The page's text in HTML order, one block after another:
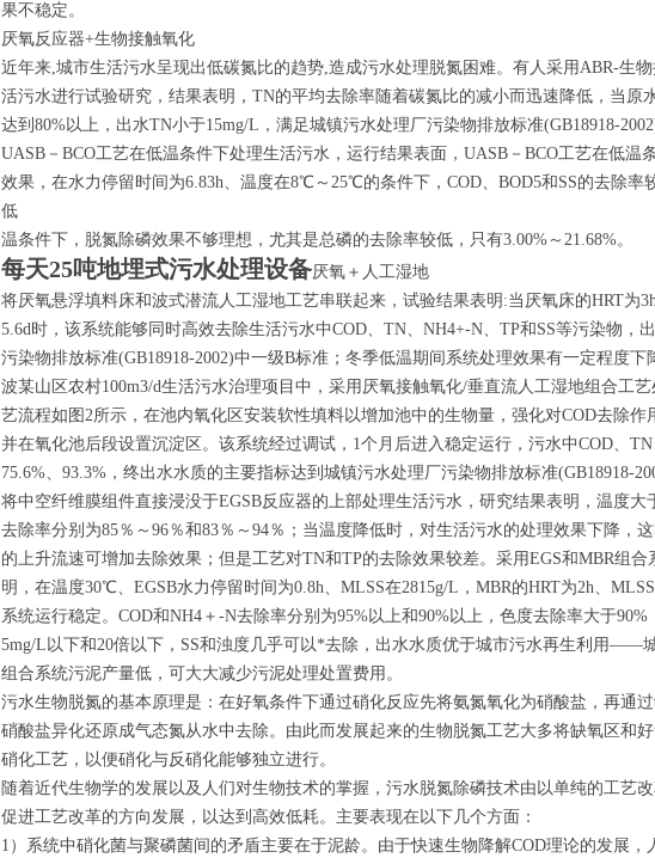
果不稳定。
厌氧反应器+生物接触氧化
近年来,城市生活污水呈现出低碳氮比的趋势,造成污水处理脱氮困难。有人采用ABR-生
活污水进行试验研究，结果表明，TN的平均去除率随着碳氮比的减小而迅速降低，当原
达到80%以上，出水TN小于15mg/L，满足城镇污水处理厂污染物排放标准(GB18918-
UASB－BCO工艺在低温条件下处理生活污水，运行结果表面，UASB－BCO工艺在低温
效果，在水力停留时间为6.83h、温度在8℃～25℃的条件下，COD、BOD5和SS的去除率
低
温条件下，脱氮除磷效果不够理想，尤其是总磷的去除率较低，只有3.00%～21.68%。
每天25吨地埋式污水处理设备厌氧＋人工湿地
将厌氧悬浮填料床和波式潜流人工湿地工艺串联起来，试验结果表明:当厌氧床的HRT为
5.6d时，该系统能够同时高效去除生活污水中COD、TN、NH4+-N、TP和SS等污染物，
污染物排放标准(GB18918-2002)中一级B标准；冬季低温期间系统处理效果有一定程度
波某山区农村100m3/d生活污水治理项目中，采用厌氧接触氧化/垂直流人工湿地组合工
艺流程如图2所示，在池内氧化区安装软性填料以增加池中的生物量，强化对COD去除作
并在氧化池后段设置沉淀区。该系统经过调试，1个月后进入稳定运行，污水中COD、TN
75.6%、93.3%，终出水水质的主要指标达到城镇污水处理厂污染物排放标准(GB18918-
将中空纤维膜组件直接浸没于EGSB反应器的上部处理生活污水，研究结果表明，温度大
去除率分别为85％～96％和83％～94％；当温度降低时，对生活污水的处理效果下降，
的上升流速可增加去除效果；但是工艺对TN和TP的去除效果较差。采用EGS和MBR组
明，在温度30℃、EGSB水力停留时间为0.8h、MLSS在2815g/L，MBR的HRT为2h、
系统运行稳定。COD和NH4＋-N去除率分别为95%以上和90%以上，色度去除率大于90%
5mg/L以下和20倍以下，SS和浊度几乎可以*去除，出水水质优于城市污水再生利用——
组合系统污泥产量低，可大大减少污泥处理处置费用。
污水生物脱氮的基本原理是：在好氧条件下通过硝化反应先将氨氮氧化为硝酸盐，再通
硝酸盐异化还原成气态氮从水中去除。由此而发展起来的生物脱氮工艺大多将缺氧区和
硝化工艺，以便硝化与反硝化能够独立进行。
随着近代生物学的发展以及人们对生物技术的掌握，污水脱氮除磷技术由以单纯的工艺改
促进工艺改革的方向发展，以达到高效低耗。主要表现在以下几个方面：
1）系统中硝化菌与聚磷菌间的矛盾主要在于泥龄。由于快速生物降解COD理论的发展